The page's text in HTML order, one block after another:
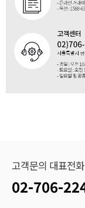
고객문의 대표전화
02-706-